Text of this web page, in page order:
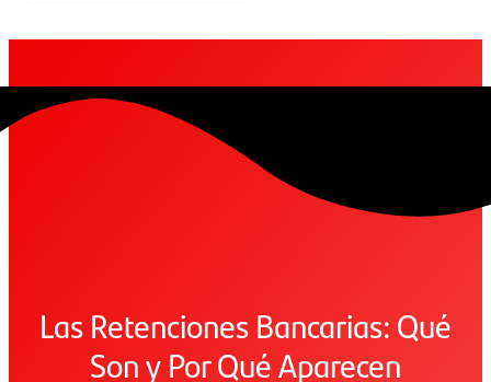
Las Retenciones Bancarias: Qué
Son y Por Qué Aparecen